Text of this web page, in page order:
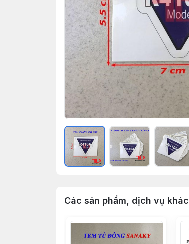
Các sản phẩm, dịch vụ khác